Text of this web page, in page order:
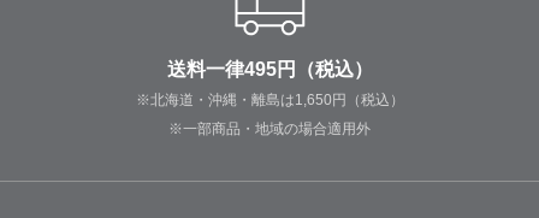
送料一律495円（税込）
※北海道・沖縄・離島は1,650円（税込）
※一部商品・地域の場合適用外